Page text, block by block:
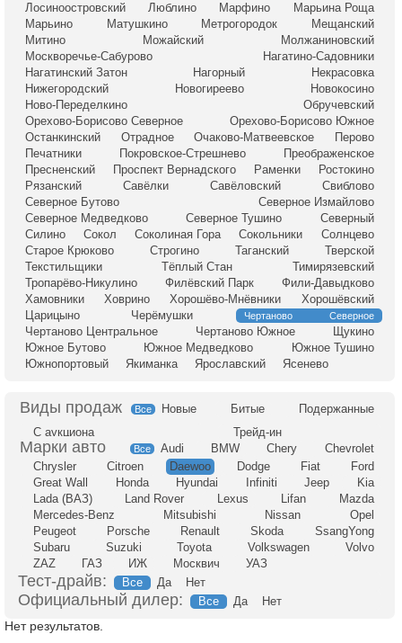
Лосиноостровский
Люблино Марфино
Марьина Роща
Марьино
Матушкино Метрогородок
Мещанский
Митино
Можайский
Молжаниновский
Москворечье-Сабурово
Нагатино-Садовники
Нагатинский Затон
Нагорный
Некрасовка
Нижегородский
Новогиреево
Новокосино
Ново-Переделкино
Обручевский
Орехово-Борисово Северное
Орехово-Борисово Южное
Останкинский
Отрадное Очаково-Матвеевское
Перово
Печатники
Покровское-Стрешнево
Преображенское
Пресненский
Проспект Вернадского Раменки
Ростокино
Рязанский
Савёлки Савёловский
Свиблово
Северное Бутово
Северное Измайлово
Северное Медведково
Северное Тушино
Северный
Силино
Сокол Соколиная Гора Сокольники
Солнцево
Старое Крюково
Строгино Таганский
Тверской
Текстильщики
Тёплый Стан
Тимирязевский
Тропарёво-Никулино
Филёвский Парк
Фили-Давыдково
Хамовники
Ховрино Хорошёво-Мнёвники
Хорошёвский
Царицыно
Черёмушки Чертаново Северное
Чертаново Центральное Чертаново Южное
Щукино
Южное Бутово
Южное Медведково
Южное Тушино
Южнопортовый
Якиманка Ярославский Ясенево
Все Новые Битые
Подержанные
С аукциона
Трейд-ин
Все Audi BMW Chery
Chevrolet
Chrysler
Citroen Daewoo Dodge Fiat
Ford
Great Wall
Honda Hyundai Infiniti Jeep
Kia
Lada (ВАЗ)
Land Rover Lexus Lifan
Mazda
Mercedes-Benz
Mitsubishi Nissan
Opel
Peugeot
Porsche Renault Skoda
SsangYong
Subaru
Suzuki Toyota Volkswagen
Volvo
ZAZ
ГАЗ ИЖ Москвич УАЗ
Тест-драйв: Все Да Нет
Официальный дилер: Все Да Нет
Нет результатов.